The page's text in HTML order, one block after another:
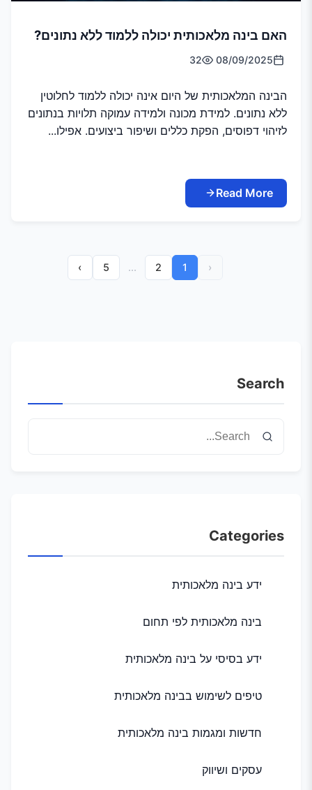
האם בינה מלאכותית יכולה ללמוד ללא נתונים?
08/09/2025
32
הבינה המלאכותית של היום אינה יכולה ללמוד לחלוטין
ללא נתונים. למידת מכונה ולמידה עמוקה תלויות בנתונים
לזיהוי דפוסים, הפקת כללים ושיפור ביצועים. אפילו...
Read More
‹
1
2
...
5
›
Search
Categories
ידע בינה מלאכותית
בינה מלאכותית לפי תחום
ידע בסיסי על בינה מלאכותית
טיפים לשימוש בבינה מלאכותית
חדשות ומגמות בינה מלאכותית
עסקים ושיווק